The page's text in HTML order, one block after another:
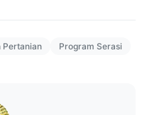
Pertanian Program Serasi